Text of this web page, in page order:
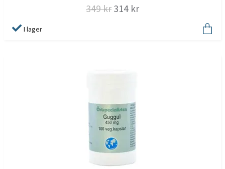
349 kr 314 kr
I lager